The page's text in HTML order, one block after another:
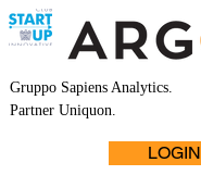
Gruppo Sapiens Analytics.
Partner Uniquon.
LOGIN